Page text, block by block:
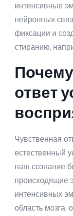
интенсивные
нейронных
фиксации и
стиранию,
ответ
Чувственная
естественный
наш сознание
происходящие
интенсивных
область мозга,